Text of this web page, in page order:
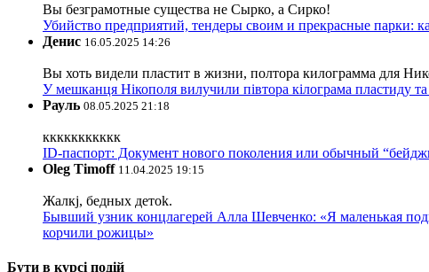
Вы безграмотные существа не Сырко, а Сирко!
Убийство предприятий, тендеры своим и прекрасные парки:
Денис 16.05.2025 14:26
Вы хоть видели пластит в жизни, полтора килограмма для
У мешканця Нікополя вилучили півтора кілограма пластиду
Рауль 08.05.2025 21:18
ккккккккккк
ID-паспорт: Документ нового поколения или обычный
Oleg Timoff 11.04.2025 19:15
Жалкj, бедных детok.
Бывший узник концлагерей Алла Шевченко: «Я маленькая
корчили рожицы»
Бути в курсі подій